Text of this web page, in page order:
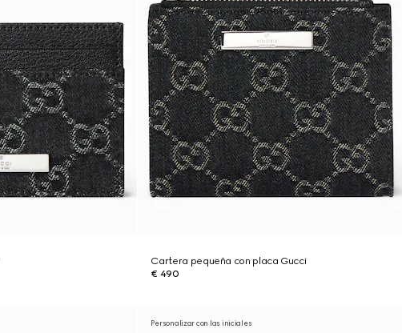
Cartera pequeña con placa Gucci
€ 490
Personalizar con las iniciales